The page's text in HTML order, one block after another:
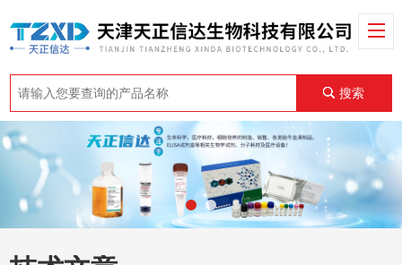
搜索